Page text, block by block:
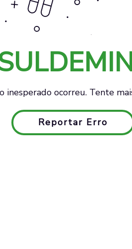
inesperado ocorreu. Tente
Reportar Erro